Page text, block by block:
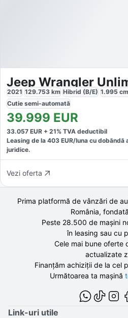
Jeep Wrangler
2021 129.753 km Hibrid (B/E) 1.995
Cutie semi-automată
39.999 EUR
33.057 EUR + 21% TVA deductibil
Leasing de la 403 EUR/luna cu dobăndă
juridice.
Vezi oferta
Prima platformă de vânzări de
România,
Peste 28.500 demașini
în leasing sau cu
Cele mai bune oferte
actualizate
Finanțăm achiziții de la cel
Următoarea ta mașină
Link-uri utile